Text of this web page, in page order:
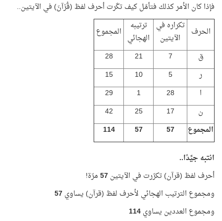
فإذا كان الأمر كذلك فتأمّل كيف تكّرت أحرف لفظ (قُرْآنَ) في الآيتين..
الحرف تكراره في
الآيتين
ترتيبه
الهجائي المجموع
ق
7
21
28
ر
5
10
15
ا
28
1
29
ن
17
25
42
المجموع
57
57
114
انتبه جيِّدًا..
أحرف لفظ (قرآن) تكرّرت في الآيتين57مرّة!
ومجموع الترتيب الهجائي لأحرف لفظ (قرآن) يساوي57
ومجموع العددين يساوي114